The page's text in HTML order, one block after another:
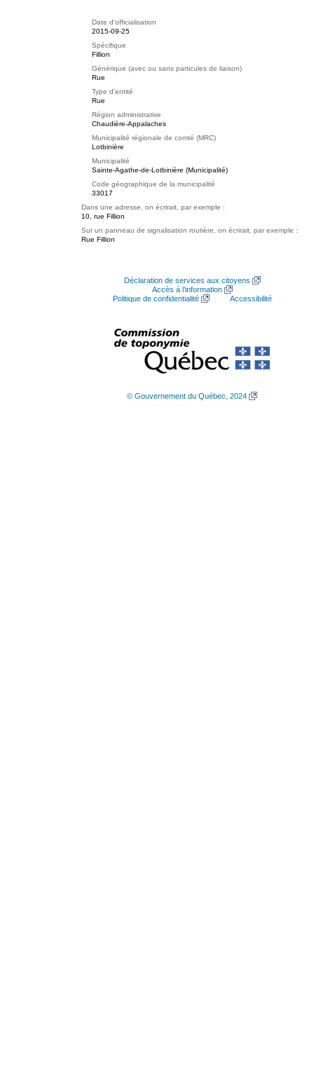
Date d'officialisation
2015-09-25
Spécifique
Fillion
Générique (avec ou sans particules de liaison)
Rue
Type d'entité
Rue
Région administrative
Chaudière-Appalaches
Municipalité régionale de comté (MRC)
Lotbinière
Municipalité
Sainte-Agathe-de-Lotbinière (Municipalité)
Code géographique de la municipalité
33017
Dans une adresse, on écrirait, par exemple :
10, rue Fillion
Sur un panneau de signalisation routière, on écrirait, par exemple :
Rue Fillion
Déclaration de services aux citoyens
Accès à l’information
Politique de confidentialité
Accessibilité
© Gouvernement du Québec, 2024